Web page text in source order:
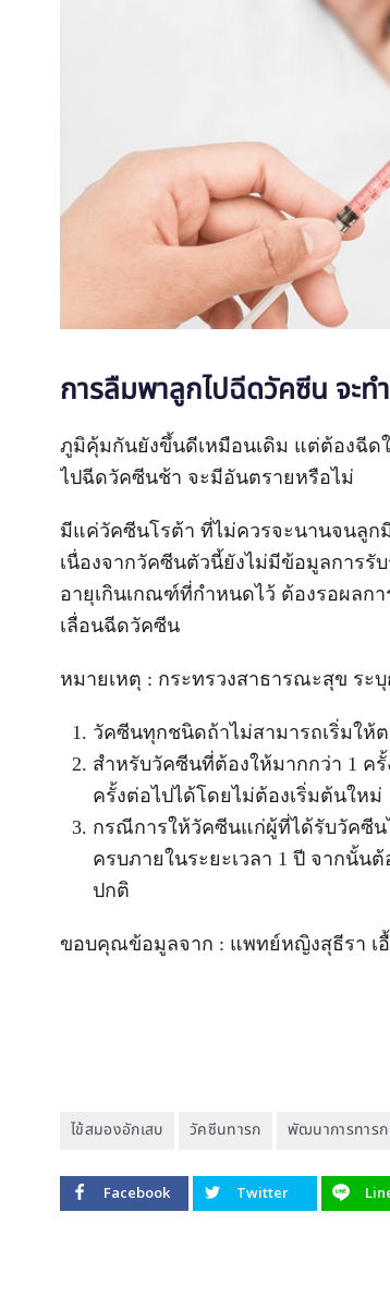
การลืมพาลูกไปฉีดวัคซีน จะ
ภูมิคุ้มกันยังขึ้นดีเหมือนเดิม แต่ต้องฉี
ไปฉีดวัคซีนช้า จะมีอันตรายหรือไม่
มีแค่วัคซีนโรต้า ที่ไม่ควรจะนานจนลูก
เนื่องจากวัคซีนตัวนี้ยังไม่มีข้อมูลการรั
อายุเกินเกณฑ์ที่กำหนดไว้ ต้องรอผลก
เลื่อนฉีดวัคซีน
หมายเหตุ : กระทรวงสาธารณะสุข ระ
วัคซีนทุกชนิดถ้าไม่สามารถเริ่มให้
สำหรับวัคซีนที่ต้องให้มากกว่า 1 ค
ครั้งต่อไปได้โดยไม่ต้องเริ่มต้นใหม่
กรณีการให้วัคซีนแก่ผู้ที่ได้รับวัคซี
ครบภายในระยะเวลา 1 ปี จากนั้
ปกติ
ขอบคุณข้อมูลจาก : แพทย์หญิงสุธีรา เ
ไข้สมองอักเสบ วัคซีนทารก พัฒนาการทารก
Facebook Twitter